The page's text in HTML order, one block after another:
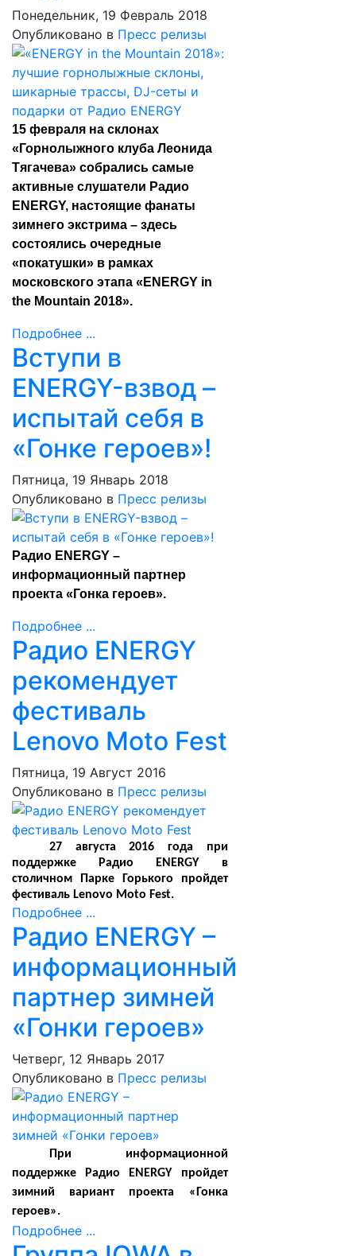
Понедельник, 19 Февраль 2018
Опубликовано в Пресс релизы
15 февраля на склонах
«Горнолыжного клуба Леонида
Тягачева» собрались самые
активные слушатели Радио
ENERGY, настоящие фанаты
зимнего экстрима – здесь
состоялись очередные
«покатушки» в рамках
московского этапа «ENERGY in
the Mountain 2018».
Подробнее ...
Вступи в
ENERGY-взвод –
испытай себя в
«Гонке героев»!
Пятница, 19 Январь 2018
Опубликовано в Пресс релизы
Радио ENERGY –
информационный партнер
проекта «Гонка героев».
Подробнее ...
Радио ENERGY
рекомендует
фестиваль
Lenovo Moto Fest
Пятница, 19 Август 2016
Опубликовано в Пресс релизы
27 августа 2016 года при
поддержке Радио
ENERGY в
столичном Парке Горького пройдет
фестиваль Lenovo Moto Fest.
Подробнее ...
Радио ENERGY –
информационный
партнер зимней
«Гонки героев»
Четверг, 12 Январь 2017
Опубликовано в Пресс релизы
При информационной
поддержке Радио
ENERGY пройдет
зимний вариант проекта «Гонка
героев».
Подробнее ...